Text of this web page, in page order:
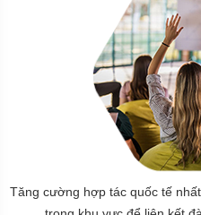
Tăng cường hợp tác quốc tế